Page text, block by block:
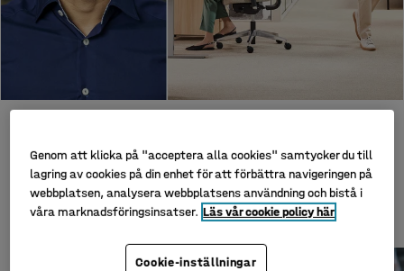
Stressforskaren: Så påverkar kontoret hur vi mår
SENASTE INLÄGGEN
Genom att klicka på "acceptera alla cookies" samtycker du till
lagring av cookies på din enhet för att förbättra navigeringen på
webbplatsen, analysera webbplatsens användning och bistå i
våra marknadsföringsinsatser. Läs vår cookie policy här
Cookie-inställningar